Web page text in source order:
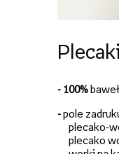
- 100%
-pole
plecako-
plecako